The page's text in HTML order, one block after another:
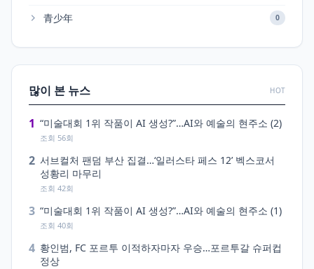
青少年 0
많이 본 뉴스 HOT
1 “미술대회 1위 작품이 AI 생성?”…AI와 예술의 현주소 (2)
조회 56회
2 서브컬처 팬덤 부산 집결…‘일러스타 페스 12’ 벡스코서
성황리 마무리
조회 42회
3 “미술대회 1위 작품이 AI 생성?”…AI와 예술의 현주소 (1)
조회 40회
4 황인범, FC 포르투 이적하자마자 우승…포르투갈 슈퍼컵
정상